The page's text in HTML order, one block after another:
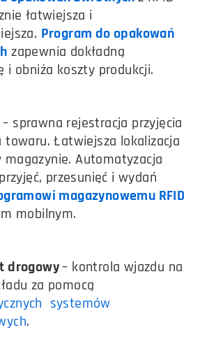
łatwiejsza i
Program do opakowań
zapewnia dokładną
i obniża koszty produkcji.
– sprawna rejestracja przyjęcia
towaru. Łatwiejsza lokalizacja
Automatyzacja
przesunięć i wydań
magazynowemu RFID
mobilnym.
drogowy– kontrola wjazdu na
za pomocą
systemów
.